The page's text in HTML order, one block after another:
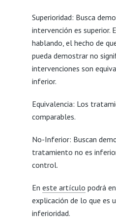
Superioridad: Busca
intervención es superior.
hablando, el hecho de
pueda demostrar no
intervenciones son
inferior.
Equivalencia: Los
comparables.
No-Inferior: Buscan
tratamiento no es
control.
En este artículo podrá
explicación de lo que es
inferioridad.